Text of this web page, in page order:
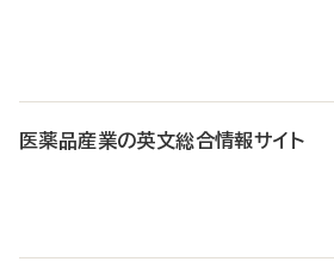
医薬品産業の英文総合情報サイト